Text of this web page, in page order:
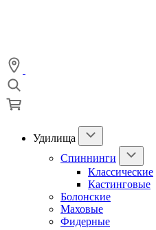
Удилища
Спиннинги
Классические
Кастинговые
Болонские
Маховые
Фидерные